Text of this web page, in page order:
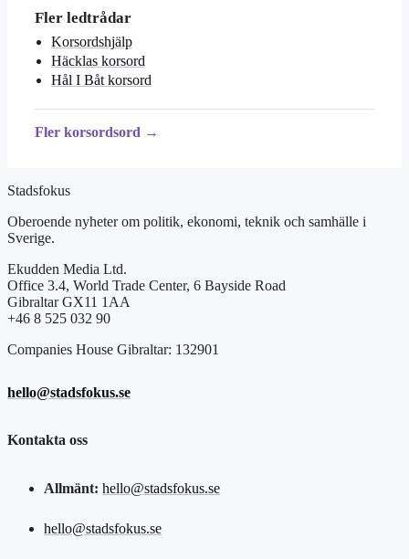
Fler ledtrådar
Korsordshjälp
Häcklas korsord
Hål I Båt korsord
Fler korsordsord →
Stadsfokus
Oberoende nyheter om politik, ekonomi, teknik och samhälle i
Sverige.
Ekudden Media Ltd.
Office 3.4, World Trade Center, 6 Bayside Road
Gibraltar GX11 1AA
+46 8 525 032 90
Companies House Gibraltar: 132901
hello@stadsfokus.se
Kontakta oss
Allmänt: hello@stadsfokus.se
hello@stadsfokus.se